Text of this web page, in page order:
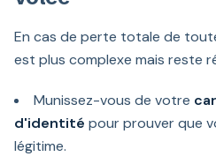
En cas de perte totale de
est plus complexe mais reste
Munissez-vous de votre
d'identité pour prouver que
légitime.